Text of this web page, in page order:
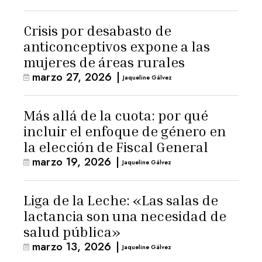
Crisis por desabasto de
anticonceptivos expone a las
mujeres de áreas rurales
marzo 27, 2026 | Jaqueline Gálvez
Más allá de la cuota: por qué
incluir el enfoque de género en
la elección de Fiscal General
marzo 19, 2026 | Jaqueline Gálvez
Liga de la Leche: «Las salas de
lactancia son una necesidad de
salud pública»
marzo 13, 2026 | Jaqueline Gálvez